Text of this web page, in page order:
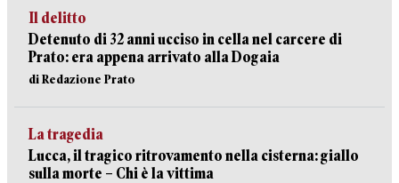
Il delitto
Detenuto di 32 anni ucciso in cella nel carcere di
Prato: era appena arrivato alla Dogaia
di Redazione Prato
La tragedia
Lucca, il tragico ritrovamento nella cisterna: giallo
sulla morte – Chi è la vittima